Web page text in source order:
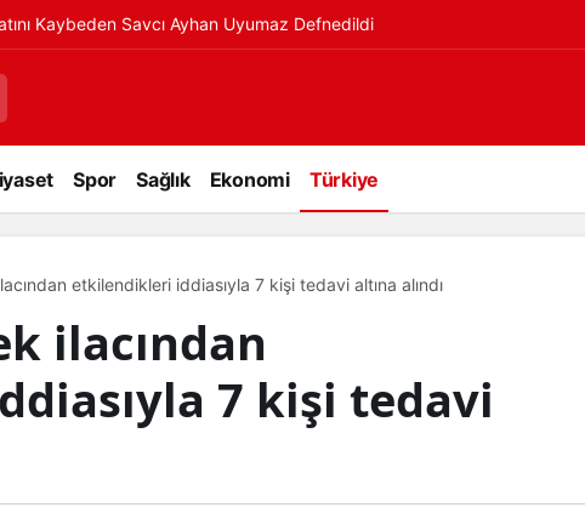
Kaybeden Savcı Ayhan Uyumaz Defnedildi
Spor Sağlık Ekonomi Türkiye
etkilendikleri iddiasıyla 7 kişi tedavi altına alındı
ilacından
7 kişi tedavi